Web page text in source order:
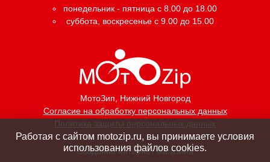
МотоЗип, Нижний Новгород
Согласие на обработку персональных данных
Политика защиты персональных данных
понедельник - пятница с 8.00 до 18.00
суббота, воскресенье с 9.00 до 15.00
Создание интернет магазина
Работая с сайтом motozip.ru, вы принимаете условия
использования файлов cookies.